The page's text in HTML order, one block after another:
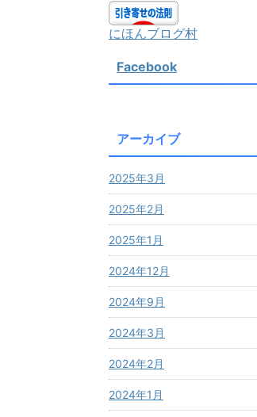
にほんブログ村
Facebook
アーカイブ
2025年3月
2025年2月
2025年1月
2024年12月
2024年9月
2024年3月
2024年2月
2024年1月